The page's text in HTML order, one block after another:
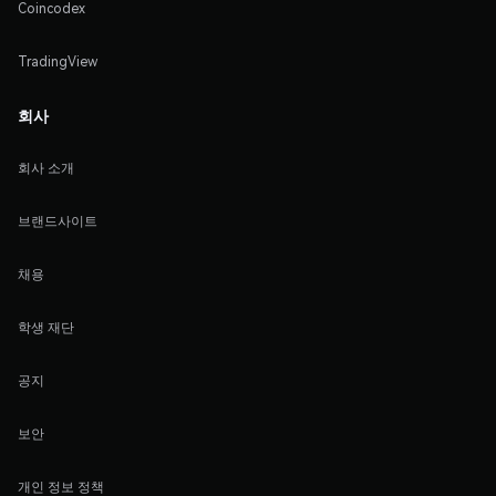
Coincodex
TradingView
회사
회사 소개
브랜드사이트
채용
학생 재단
공지
보안
개인 정보 정책